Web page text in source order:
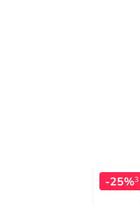
-25%3